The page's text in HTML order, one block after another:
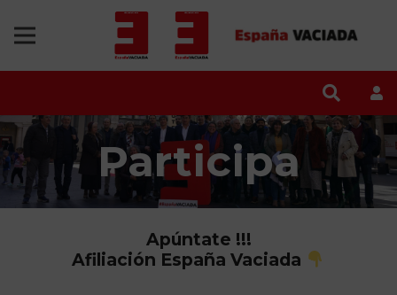
Participa
Apúntate !!!
Afiliación España Vaciada